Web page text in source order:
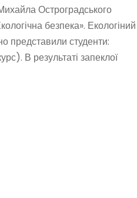
Остроградського
безпека». Екологіний
представили студенти:
В результаті запеклої